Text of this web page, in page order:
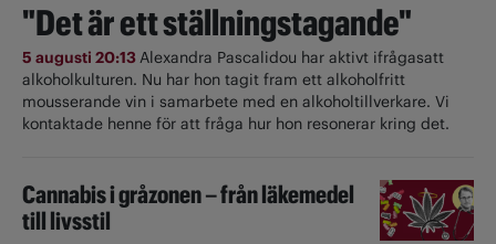
"Det är ett ställningstagande"
5 augusti 20:13Alexandra Pascalidou har aktivt ifrågasatt
alkoholkulturen. Nu har hon tagit fram ett alkoholfritt
mousserande vin i samarbete med en alkoholtillverkare. Vi
kontaktade henne för att fråga hur hon resonerar kring det.
Cannabis i gråzonen – från läkemedel
till livsstil